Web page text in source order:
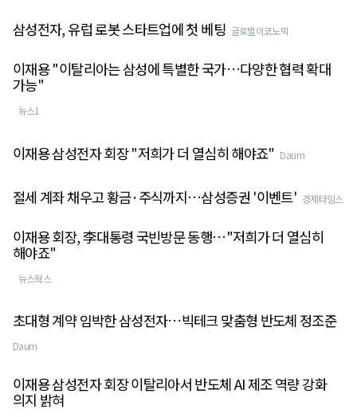
삼성전자, 유럽 로봇 스타트업에 첫 베팅 글로벌이코노믹
이재용 "이탈리아는 삼성에 특별한 국가…다양한 협력 확대
가능"
뉴스1
이재용 삼성전자 회장 "저희가 더 열심히 해야죠" Daum
절세 계좌 채우고 황금·주식까지…삼성증권 '이벤트' 경제타임스
이재용 회장, 李대통령 국빈방문 동행…"저희가 더 열심히
해야죠"
뉴스웍스
초대형 계약 임박한 삼성전자…빅테크 맞춤형 반도체 정조준
Daum
이재용 삼성전자 회장 이탈리아서 반도체 AI 제조 역량 강화
의지 밝혀